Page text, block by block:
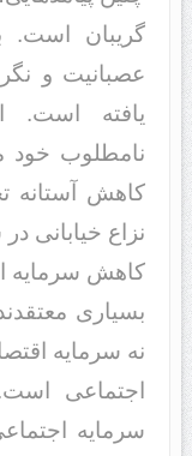
گریبان است.
عصبانیت و
یافته است.
نامطلوب
کاهش آستانه
نزاع خیابانی
کاهش سرمایه
بسیاری
نه سرمایه
اجتماعی
سرمایه